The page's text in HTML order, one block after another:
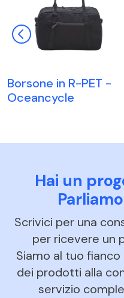
Borsone in R-PET -
Oceancycle
Hai un
Scrivici per una
per ricevere un
Siamo al tuo
dei prodotti alla
servizio